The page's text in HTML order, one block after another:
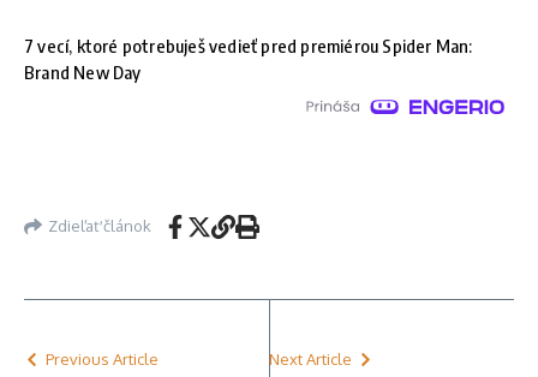
7 vecí, ktoré potrebuješ vedieť pred premiérou Spider Man:
Brand New Day
Zdieľať článok
Previous Article Next Article